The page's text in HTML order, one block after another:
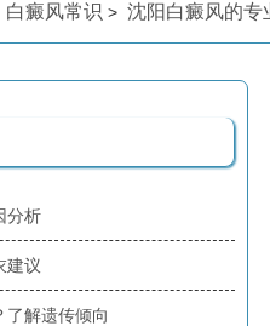
白癜风常识 > 沈阳白癜风的专
分析
建议
了解遗传倾向